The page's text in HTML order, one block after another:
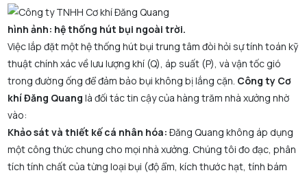
hình ảnh: hệ thống hút bụi ngoài trời.
Việc lắp đặt một hệ thống hút bụi trung tâm đòi hỏi sự tính toán kỹ
thuật chính xác về lưu lượng khí (Q), áp suất (P), và vận tốc gió
trong đường ống để đảm bảo bụi không bị lắng cặn. Công ty Cơ
khí Đăng Quang là đối tác tin cậy của hàng trăm nhà xưởng nhờ
vào:
Khảo sát và thiết kế cá nhân hóa: Đăng Quang không áp dụng
một công thức chung cho mọi nhà xưởng. Chúng tôi đo đạc, phân
tích tính chất của từng loại bụi (độ ẩm, kích thước hạt, tính bám